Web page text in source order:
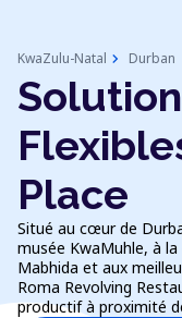
KwaZulu-Natal chevron_right Durban
Place
Situé au cœur de
musée KwaMuhle, à
Mabhida et aux
Roma Revolving
productif à proximité